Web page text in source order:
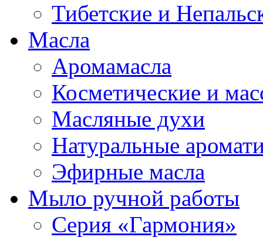
Тибетские и
Масла
Аромамасла
Косметические и
Масляные духи
Натуральные
Эфирные масла
Мыло ручной работы
Серия «Гармония»